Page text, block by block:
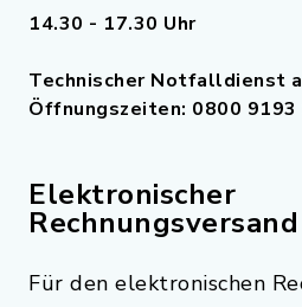
14.30 - 17.30 Uhr
Technischer Notfalldienst
Öffnungszeiten: 0800 9193
Elektronischer
Rechnungsversand
Für den elektronischen